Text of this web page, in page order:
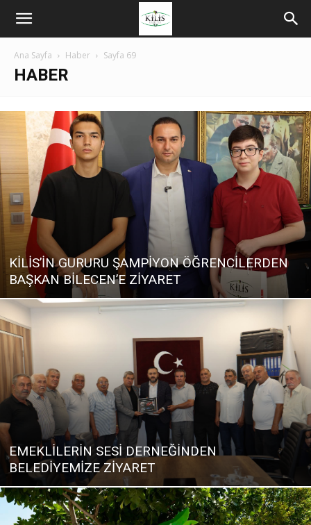
Ana Sayfa Haber Sayfa 69
HABER
KİLİS’İN GURURU ŞAMPİYON ÖĞRENCİLERDEN
BAŞKAN BİLECEN’E ZİYARET
EMEKLİLERİN SESİ DERNEĞİNDEN
BELEDİYEMİZE ZİYARET